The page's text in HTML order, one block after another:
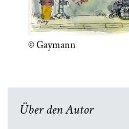
© Gaymann
Über den Autor